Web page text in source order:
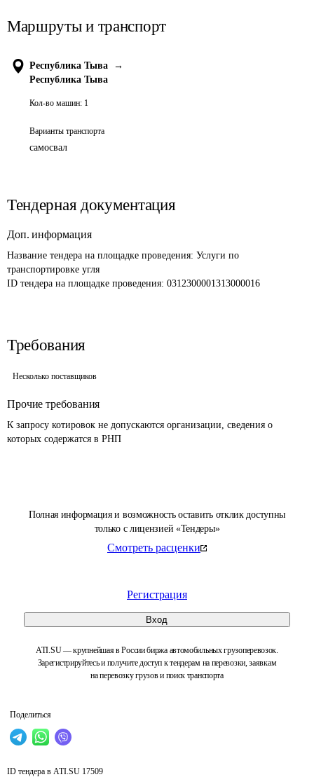
Полная информация и возможность оставить отклик доступны
только с лицензией «Тендеры»
Смотреть расценки
Регистрация
Вход
ATI.SU — крупнейшая в России биржа автомобильных грузоперевозок.
Зарегистрируйтесь и получите доступ к тендерам на перевозки, заявкам
на перевозку грузов и поиск транспорта
Поделиться
Маршруты и транспорт
Республика Тыва
→
Республика Тыва
Кол-во машин: 1
Варианты транспорта
самосвал
Тендерная документация
Доп. информация
Название тендера на площадке проведения: Услуги по
транспортировке угля
ID тендера на площадке проведения: 0312300001313000016
Требования
Несколько поставщиков
Прочие требования
К запросу котировок не допускаются организации, сведения о
которых содержатся в РНП
ID тендера в ATI.SU 17509